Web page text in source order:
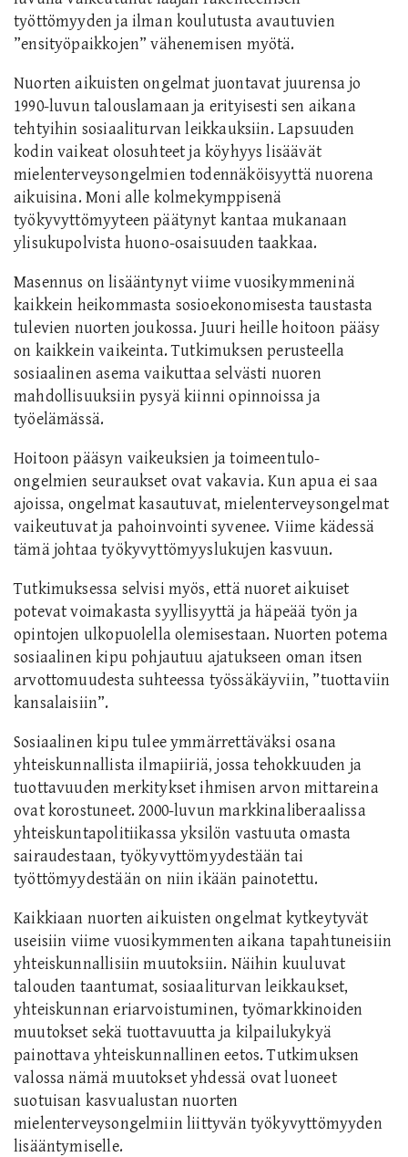
työttömyyden ja ilman koulutusta avautuvien
”ensityöpaikkojen” vähenemisen myötä.
Nuorten aikuisten ongelmat juontavat juurensa jo
1990-luvun talouslamaan ja erityisesti sen aikana
tehtyihin sosiaaliturvan leikkauksiin. Lapsuuden
kodin vaikeat olosuhteet ja köyhyys lisäävät
mielenterveysongelmien todennäköisyyttä nuorena
aikuisina. Moni alle kolmekymppisenä
työkyvyttömyyteen päätynyt kantaa mukanaan
ylisukupolvista huono-osaisuuden taakkaa.
Masennus on lisääntynyt viime vuosikymmeninä
kaikkein heikommasta sosioekonomisesta taustasta
tulevien nuorten joukossa. Juuri heille hoitoon pääsy
on kaikkein vaikeinta. Tutkimuksen perusteella
sosiaalinen asema vaikuttaa selvästi nuoren
mahdollisuuksiin pysyä kiinni opinnoissa ja
työelämässä.
Hoitoon pääsyn vaikeuksien ja toimeentulo-
ongelmien seuraukset ovat vakavia. Kun apua ei saa
ajoissa, ongelmat kasautuvat, mielenterveysongelmat
vaikeutuvat ja pahoinvointi syvenee. Viime kädessä
tämä johtaa työkyvyttömyyslukujen kasvuun.
Tutkimuksessa selvisi myös, että nuoret aikuiset
potevat voimakasta syyllisyyttä ja häpeää työn ja
opintojen ulkopuolella olemisestaan. Nuorten potema
sosiaalinen kipu pohjautuu ajatukseen oman itsen
arvottomuudesta suhteessa työssäkäyviin, ”tuottaviin
kansalaisiin”.
Sosiaalinen kipu tulee ymmärrettäväksi osana
yhteiskunnallista ilmapiiriä, jossa tehokkuuden ja
tuottavuuden merkitykset ihmisen arvon mittareina
ovat korostuneet. 2000-luvun markkinaliberaalissa
yhteiskuntapolitiikassa yksilön vastuuta omasta
sairaudestaan, työkyvyttömyydestään tai
työttömyydestään on niin ikään painotettu.
Kaikkiaan nuorten aikuisten ongelmat kytkeytyvät
useisiin viime vuosikymmenten aikana tapahtuneisiin
yhteiskunnallisiin muutoksiin. Näihin kuuluvat
talouden taantumat, sosiaaliturvan leikkaukset,
yhteiskunnan eriarvoistuminen, työmarkkinoiden
muutokset sekä tuottavuutta ja kilpailukykyä
painottava yhteiskunnallinen eetos. Tutkimuksen
valossa nämä muutokset yhdessä ovat luoneet
suotuisan kasvualustan nuorten
mielenterveysongelmiin liittyvän työkyvyttömyyden
lisääntymiselle.